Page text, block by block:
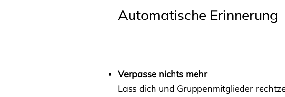
Automatische Erinnerung
Verpasse nichts mehr
Lass dich und Gruppenmitglieder